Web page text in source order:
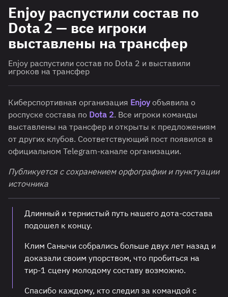
Enjoy распустили состав по
Dota 2 — все игроки
выставлены на трансфер
Enjoy распустили состав по Dota 2 и выставили
игроков на трансфер
Киберспортивная организация Enjoyобъявила о
роспуске состава по Dota 2. Все игроки команды
выставлены на трансфер и открыты к предложениям
от других клубов. Соответствующий пост появился в
официальном Telegram-канале организации.
Публикуется с сохранением орфографии и пунктуации
источника
Длинный и тернистый путь нашего дота-состава
подошел к концу.
Клим Санычи собрались больше двух лет назад и
доказали своим упорством, что пробиться на
тир-1 сцену молодому составу возможно.
Спасибо каждому, кто следил за командой с